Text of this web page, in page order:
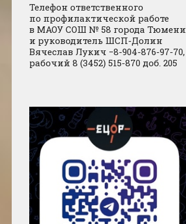
Телефон ответственного
по профилактической работе
в МАОУ СОШ № 58 города Тюмени
и руководитель ШСП-Долин
Вячеслав Лукич −8-904-876-97-70,
рабочий 8 (3452) 515-870 доб. 205